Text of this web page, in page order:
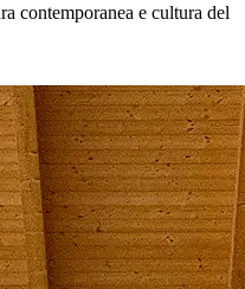
contemporanea e cultura del